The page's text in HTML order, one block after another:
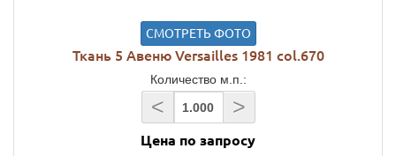
СМОТРЕТЬ ФОТО
Ткань 5 Авеню Versailles 1981 col.670
Количество м.п.:
< >
Цена по запросу